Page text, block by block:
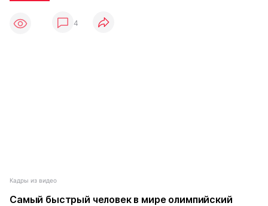
4
Кадры из видео
Самый быстрый человек в мире олимпийский